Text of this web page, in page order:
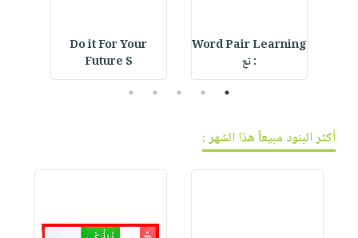
Word Pair Learning
: تع
Do it For Your
Future S
1
2
3
4
5
أكثر البنود مبيعاً هذا الشهر :